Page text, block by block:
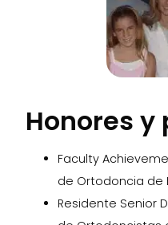
Honores y
Faculty
de Ortodoncia de
Residente Senior